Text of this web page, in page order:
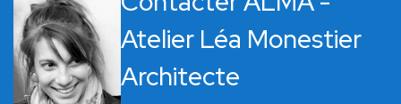
Atelier Léa Monestier
Architecte